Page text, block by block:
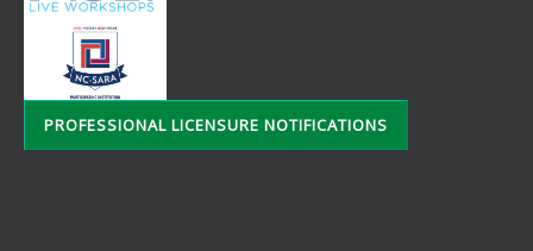
PROFESSIONAL LICENSURE NOTIFICATIONS